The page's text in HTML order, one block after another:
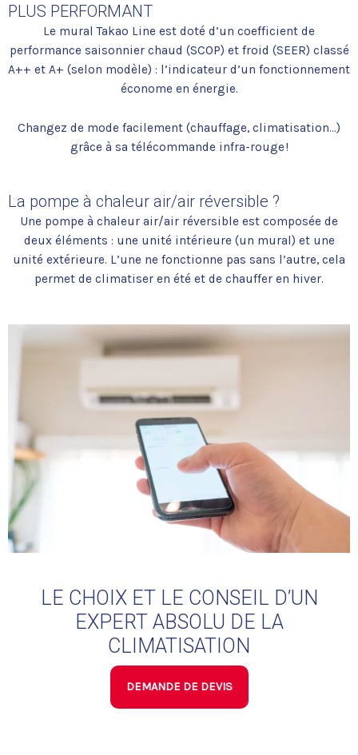
PLUS PERFORMANT
Le mural Takao Line est doté d’un coefficient de
performance saisonnier chaud (SCOP) et froid (SEER) classé
A++ et A+ (selon modèle) : l’indicateur d’un fonctionnement
économe en énergie.
Changez de mode facilement (chauffage, climatisation…)
grâce à sa télécommande infra-rouge !
La pompe à chaleur air/air réversible ?
Une pompe à chaleur air/air réversible est composée de
deux éléments : une unité intérieure (un mural) et une
unité extérieure. L’une ne fonctionne pas sans l’autre, cela
permet de climatiser en été et de chauffer en hiver.
LE CHOIX ET LE CONSEIL D’UN
EXPERT ABSOLU DE LA
CLIMATISATION
DEMANDE DE DEVIS